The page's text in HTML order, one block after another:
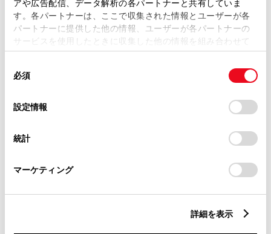
アや広告配信、データ解析の各パートナーと共有していま
す。各パートナーは、ここで収集された情報とユーザーが各
パートナーに提供した他の情報、ユーザーが各パートナーの
サービスを使用したときに収集した他の情報を組み合わせて
使用することがあります。当ウェブサイトの使用を続行する
デバイスにすべてのCookie(クッキー)が保存されることに同
意したことになります。Cookie(クッキー)のオプトアウト、
設定の変更、同意を撤回したりするにあたっては、当社の
「Cookie（クッキー）情報の取り扱いについて
」をご覧くだ
必須
設定情報
統計
マーケティング
詳細を表示
リモコンスターター
※ セットアップ費用は別途申し受けます